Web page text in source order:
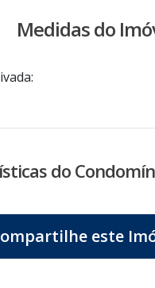
Medidas do
do